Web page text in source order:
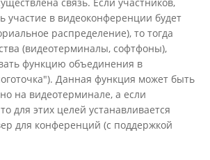
в видеоконференции будет
распределение), то тогда
(видеотерминалы, софтфоны),
функцию объединения в
Данная функция может быть
на видеотерминале, а если
для этих целей устанавливается
для конференций (с поддержкой